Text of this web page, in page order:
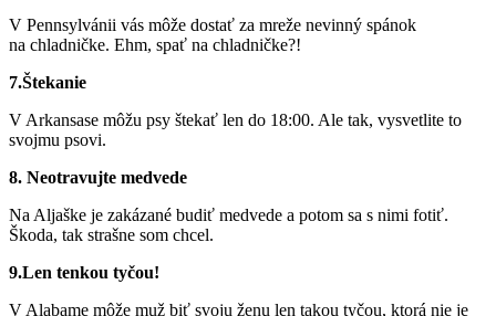
V Pennsylvánii vás môže dostať za mreže nevinný spánok
na chladničke. Ehm, spať na chladničke?!
7.Štekanie
V Arkansase môžu psy štekať len do 18:00. Ale tak, vysvetlite to
svojmu psovi.
8. Neotravujte medvede
Na Aljaške je zakázané budiť medvede a potom sa s nimi fotiť.
Škoda, tak strašne som chcel.
9.Len tenkou tyčou!
V Alabame môže muž biť svoju ženu len takou tyčou, ktorá nie je